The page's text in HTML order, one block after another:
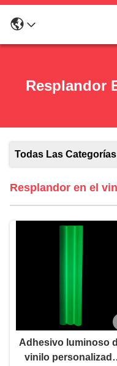
Resplandor
Todas Las Categorías
Resplandor en el
Adhesivo luminoso
vinilo personalizado